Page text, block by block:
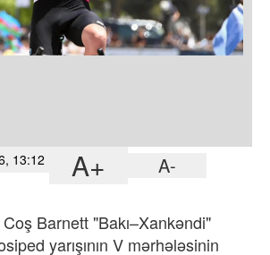
13:12 A+ A-
Barnett "Bakı–Xankəndi"
yarışının V mərhələsinin